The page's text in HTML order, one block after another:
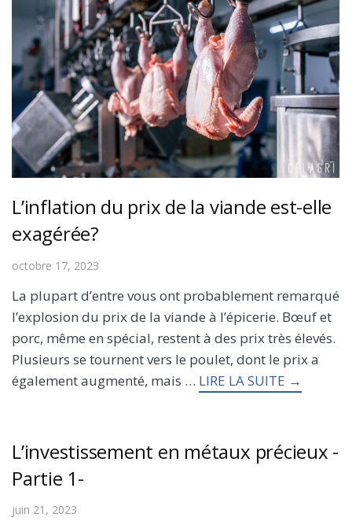
L’inflation du prix de la viande est-elle
exagérée?
octobre 17, 2023
La plupart d’entre vous ont probablement remarqué
l’explosion du prix de la viande à l’épicerie. Bœuf et
porc, même en spécial, restent à des prix très élevés.
Plusieurs se tournent vers le poulet, dont le prix a
également augmenté, mais … LIRE LA SUITE →
L’investissement en métaux précieux -
Partie 1-
juin 21, 2023